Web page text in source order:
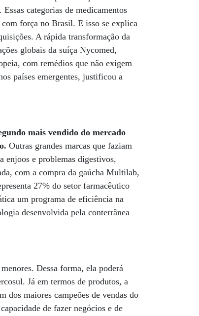
categorias de medicamentos
força no Brasil. E isso se explica
A rápida transformação da
globais da suíça Nycomed,
com remédios que não exigem
países emergentes, justificou a
mais vendido do mercado
Outras grandes marcas que faziam
enjoos e problemas digestivos,
com a compra da gaúcha Multilab,
27% do setor farmacêutico
um programa de eficiência na
desenvolvida pela conterrânea
Dessa forma, ela poderá
Já em termos de produtos, a
maiores campeões de vendas do
de fazer negócios e de